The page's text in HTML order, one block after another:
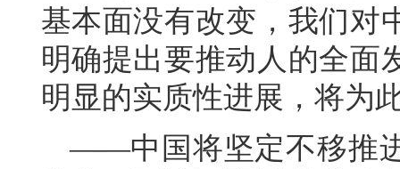
基本面没有改变，我们对
明确提出要推动人的全面
明显的实质性进展，将为
——中国将坚定不移推